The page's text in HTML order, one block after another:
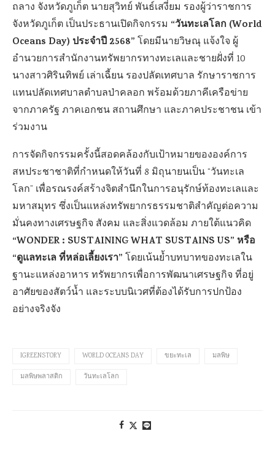
ถลาง จังหวัดภูเก็ต นายสุวิทย์ พันธ์เสงี่ยม รองผู้ว่าราชการ
จังหวัดภูเก็ต เป็นประธานเปิดกิจกรรม “วันทะเลโลก (World
Oceans Day) ประจำปี 2568” โดยมีนายวิษณุ แจ้งใจ ผู้
อำนวยการสำนักงานทรัพยากรทางทะเลและชายฝั่งที่ 10
นางสาวศิรินทิพย์ เล่าเฉี้ยน รองปลัดเทศบาล รักษาราชการ
แทนปลัดเทศบาลตำบลป่าคลอก พร้อมด้วยภาคีเครือข่าย
จากภาครัฐ ภาคเอกชน สถานศึกษา และภาคประชาชน เข้า
ร่วมงาน
การจัดกิจกรรมครั้งนี้สอดคล้องกับเป้าหมายขององค์การ
สหประชาชาติที่กำหนดให้วันที่ 8 มิถุนายนเป็น “วันทะเล
โลก” เพื่อรณรงค์สร้างจิตสำนึกในการอนุรักษ์ท้องทะเลและ
มหาสมุทร ซึ่งเป็นแหล่งทรัพยากรธรรมชาติสำคัญต่อความ
มั่นคงทางเศรษฐกิจ สังคม และสิ่งแวดล้อม ภายใต้แนวคิด
“WONDER : SUSTAINING WHAT SUSTAINS US” หรือ
“ดูแลทะเล ที่หล่อเลี้ยงเรา” โดยเน้นย้ำบทบาทของทะเลใน
ฐานะแหล่งอาหาร ทรัพยากรเพื่อการพัฒนาเศรษฐกิจ ที่อยู่
อาศัยของสัตว์น้ำ และระบบนิเวศที่ต้องได้รับการปกป้อง
อย่างจริงจัง
IGREENSTORY WORLD OCEANS DAY ขยะทะเล มลพิษ
มลพิษพลาสติก วันทะเลโลก